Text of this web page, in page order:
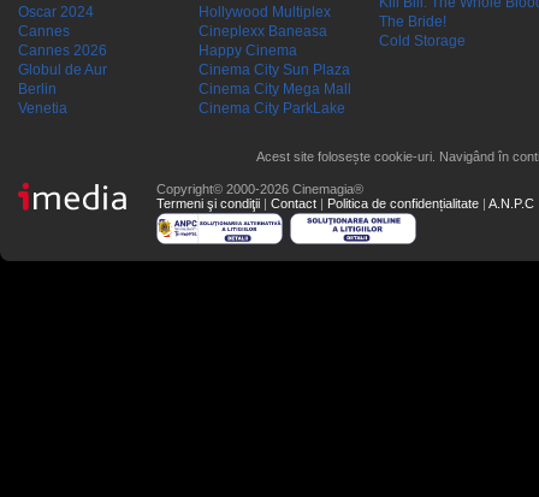
Oscar 2024
Cannes
Cannes 2026
Globul de Aur
Berlin
Venetia
Hollywood Multiplex
Cineplexx Baneasa
Happy Cinema
Cinema City Sun Plaza
Cinema City Mega Mall
Cinema City ParkLake
The Bride!
Cold Storage
Acest site folosește cookie-uri. Navigând în
Copyright© 2000-2026 Cinemagia®
Termeni şi condiţii | Contact | Politica de confidențialitate | A.N.P.C